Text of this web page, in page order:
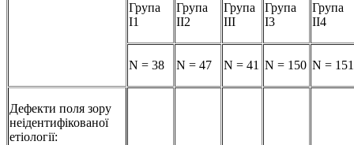
Група
I1
Група
II2
Група
III
Група
I3
Група
II4
N = 38 N = 47 N = 41 N = 150 N = 151
Дефекти поля зору
неідентифікованої
етіології: